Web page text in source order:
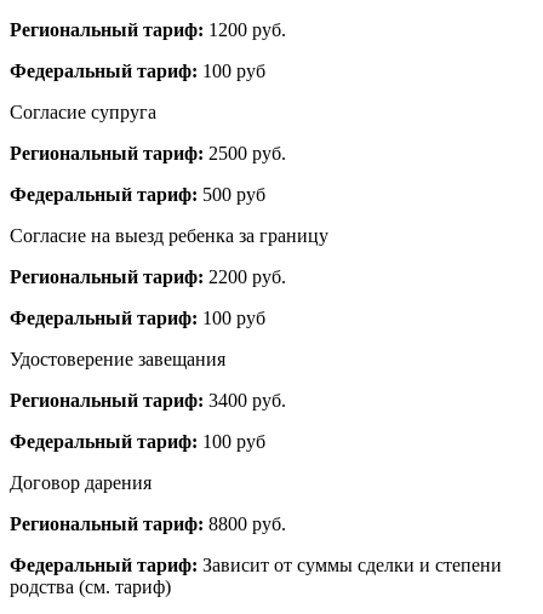
Региональный тариф: 1200 руб.
Федеральный тариф: 100 руб
Согласие супруга
Региональный тариф: 2500 руб.
Федеральный тариф: 500 руб
Согласие на выезд ребенка за границу
Региональный тариф: 2200 руб.
Федеральный тариф: 100 руб
Удостоверение завещания
Региональный тариф: 3400 руб.
Федеральный тариф: 100 руб
Договор дарения
Региональный тариф: 8800 руб.
Федеральный тариф: Зависит от суммы сделки и степени
родства (см. тариф)